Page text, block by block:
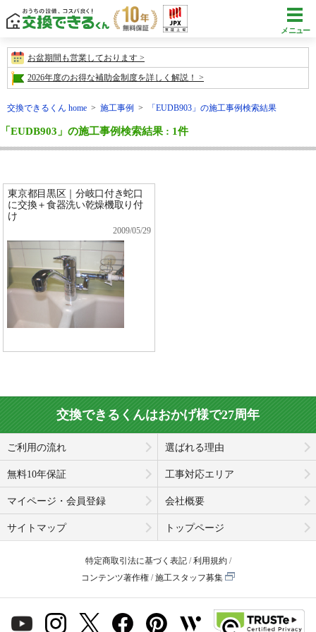
メニュー
お盆期間も営業しております
2026年度のお得な補助金制度を詳しく解説！
交換できるくん home > 施工事例 > 「EUDB903」の施工事例検索結果
「EUDB903」の施工事例検索結果 : 1件
東京都目黒区｜分岐口付き蛇口
に交換＋食器洗い乾燥機取り付
け
2009/05/29
交換できるくんはおかげ様で27周年
ご利用の流れ 選ばれる理由
無料10年保証 工事対応エリア
マイページ・会員登録 会社概要
サイトマップ トップページ
特定商取引法に基づく表記
利用規約
コンテンツ著作権
施工スタッフ募集